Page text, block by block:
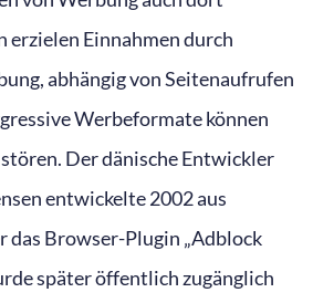
erzielen Einnahmen durch
abhängig von Seitenaufrufen
Werbeformate können
Der dänische Entwickler
entwickelte 2002 aus
das Browser-Plugin „Adblock
später öffentlich zugänglich